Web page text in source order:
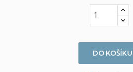
DO KOŠÍKU